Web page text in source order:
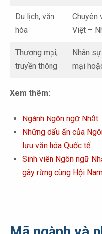
Du lịch, văn
hóa
Chuyên
Việt –
Thương mại,
truyền thông
Nhân
mại
Xem thêm:
Ngành Ngôn ngữ Nhật
Những dấu ấn của
lưu văn hóa Quốc tế
Sinh viên Ngôn ngữ
gây rừng cùng Hội